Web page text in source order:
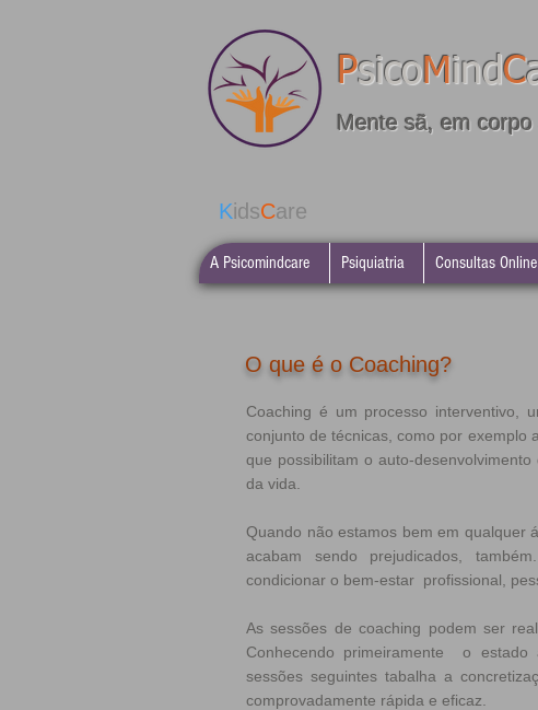
PsicoMindC
Mente sã, em corpo
KidsCare
A Psicomindcare Psiquiatria Consultas Online
O que é o Coaching?
Coaching é um processo interventivo,
conjunto de técnicas, como por exemplo
que possibilitam o auto-
da vida.
Quando não estamos bem em qualquer
acabam sendo prejudicados,
condicionar o bem-estar profissional,
As sessões de coaching podem ser
Conhecendo primeiramente o
sessões seguintes tabalha a
comprovadamente rápida e eficaz.